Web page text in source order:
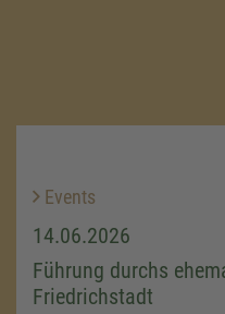
Events
14.06.2026
Führung durchs
Friedrichstadt